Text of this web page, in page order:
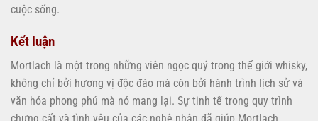
cuộc sống.
Kết luận
Mortlach là một trong những viên ngọc quý trong thế giới whisky,
không chỉ bởi hương vị độc đáo mà còn bởi hành trình lịch sử và
văn hóa phong phú mà nó mang lại. Sự tinh tế trong quy trình